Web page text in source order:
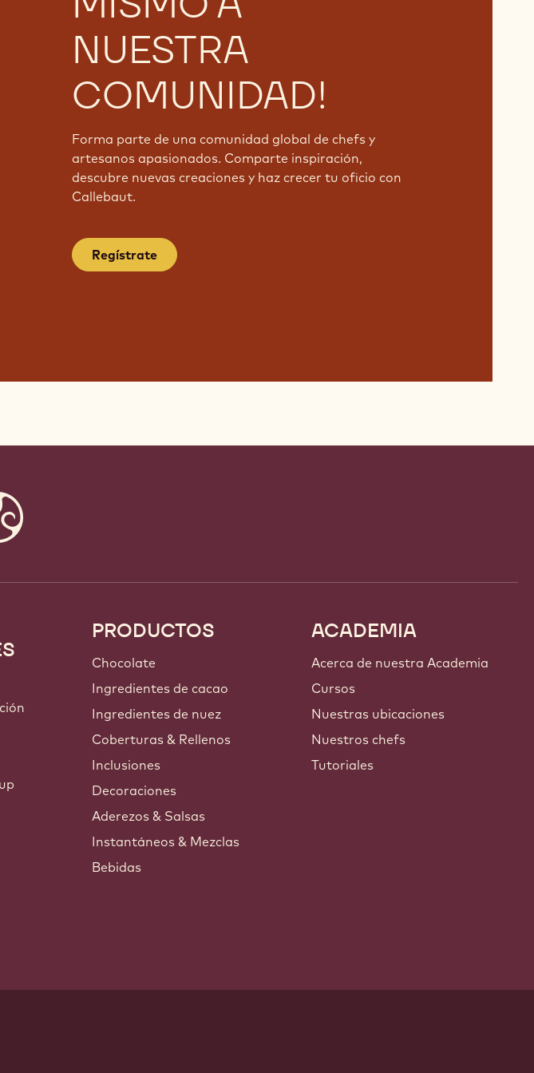
NUESTRA
COMUNIDAD!
Forma parte de una comunidad global de chefs y
artesanos apasionados. Comparte inspiración,
descubre nuevas creaciones y haz crecer tu oficio con
Callebaut.
Regístrate
PRODUCTOS
Chocolate
Ingredientes de cacao
Ingredientes de nuez
Coberturas & Rellenos
Inclusiones
Decoraciones
Aderezos & Salsas
Instantáneos & Mezclas
Bebidas
ACADEMIA
Acerca de nuestra Academia
Cursos
Nuestras ubicaciones
Nuestros chefs
Tutoriales